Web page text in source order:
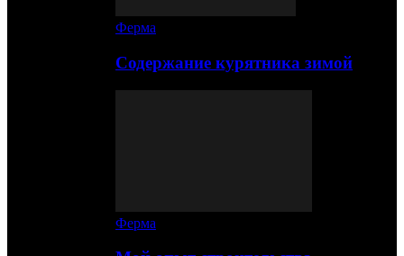
Ферма
Содержание курятника зимой
Ферма